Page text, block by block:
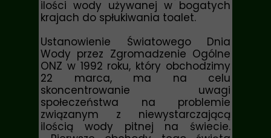
ilości wody używanej w bogatych
krajach do spłukiwania toalet.
Ustanowienie Światowego Dnia
Wody przez Zgromadzenie Ogólne
ONZ w 1992 roku, który obchodzimy
22 marca, ma na celu
skoncentrowanie uwagi
społeczeństwa na problemie
związanym z niewystarczającą
ilością wody pitnej na świecie.